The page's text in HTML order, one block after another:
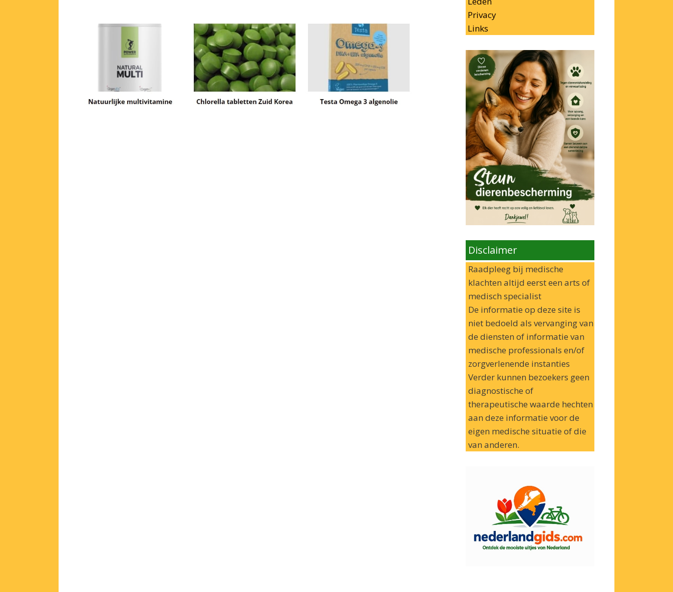
Privacy
Links
Disclaimer
Raadpleeg bij medische
klachten altijd eerst een arts of
medisch specialist
De informatie op deze site is
niet bedoeld als vervanging van
de diensten of informatie van
medische professionals en/of
zorgverlenende instanties
Verder kunnen bezoekers geen
diagnostische of
therapeutische waarde hechten
aan deze informatie voor de
eigen medische situatie of die
van anderen.